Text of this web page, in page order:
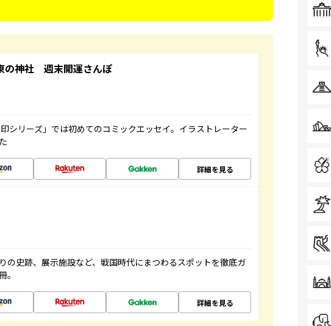
の神社 週末開運さんぽ
シリーズ」では初めてのコミックエッセイ。イラストレーター
詳細を見る
の史跡、展示施設など、戦国時代にまつわるスポットを徹底ガ
。
詳細を見る